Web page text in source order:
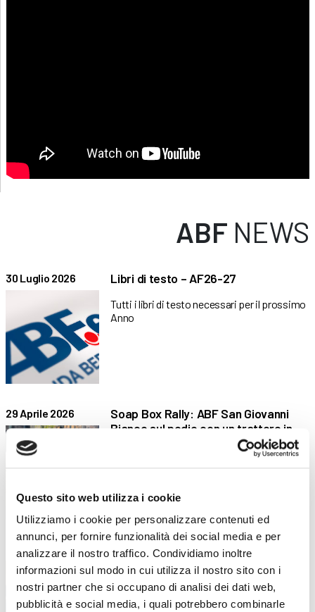
Questo sito web utilizza i cookie
Utilizziamo i cookie per personalizzare contenuti ed
annunci, per fornire funzionalità dei social media e per
analizzare il nostro traffico. Condividiamo inoltre
informazioni sul modo in cui utilizza il nostro sito con i
nostri partner che si occupano di analisi dei dati web,
pubblicità e social media, i quali potrebbero combinarle
ABF NEWS
30 Luglio 2026 Libri di testo – AF26-27
Tutti i libri di testo necessari per il prossimo
Anno
29 Aprile 2026
Soap Box Rally: ABF San Giovanni
Bianco sul podio con un trattore in
Secondo posto per gli allievi del quarto anno
16 Aprile 2026
Continua la collaborazione con
TEDxBergamo!
Le nostre allieve dei percorsi di
acconciatura ed estetica protagoniste